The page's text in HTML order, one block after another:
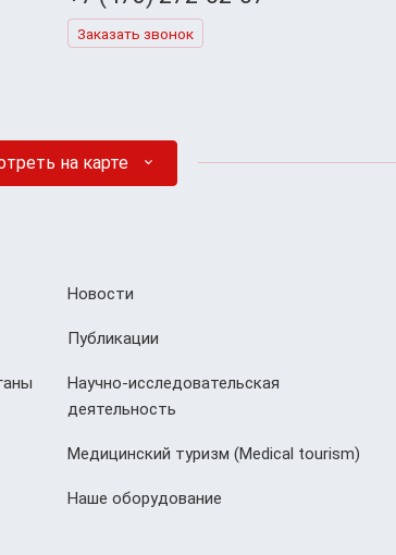
Заказать звонок
на карте
Новости
Публикации
Научно-исследовательская
деятельность
Медицинский туризм (Мedical tourism)
Наше оборудование